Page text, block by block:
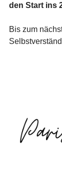
den Start ins
Bis zum